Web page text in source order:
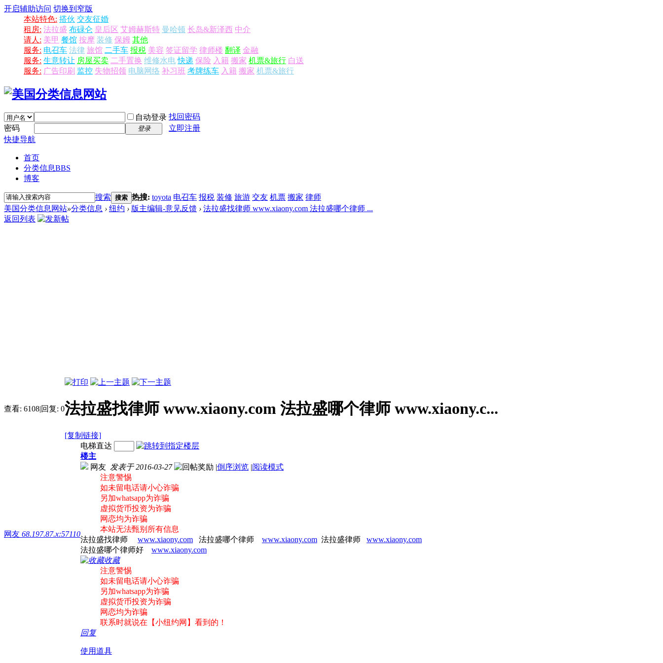
开启辅助访问 切换到窄版
本站特色: 搭伙 交友征婚
租房: 法拉盛 布碌仑 皇后区 艾姆赫斯特 曼哈顿 长岛&新泽西 中介
请人: 美甲 餐馆 按摩 装修 保姆 其他
服务: 电召车 法律 旅馆 二手车 报税 美容 签证留学 律师楼 翻译 金融
服务: 生意转让 房屋买卖 二手置换 维修水电 快递 保险 入籍 搬家 机票&旅行 白送
服务: 广告印刷 监控 失物招领 电脑网络 补习班 考牌练车 入籍 搬家 机票&旅行
自动登录 找回密码
密码
登录
立即注册
快捷导航
首页
分类信息BBS
博客
搜索 搜索 热搜: toyota 电召车 报税 装修 旅游 交友 机票 搬家 律师
美国分类信息网站»分类信息 › 纽约 › 版主编辑-意见反馈 › 法拉盛找律师 www.xiaony.com 法拉盛哪个律师 ...
返回列表
查看: 6108|回复: 0法拉盛找律师 www.xiaony.com 法拉盛哪个律师 www.xiaony.c...
[复制链接]
网友 68.197.87.x:57110
电梯直达
楼主
网友 发表于 2016-03-27 |倒序浏览 |阅读模式
注意警惕
如未留电话请小心诈骗
另加whatsapp为诈骗
虚拟货币投资为诈骗
网恋均为诈骗
本站无法甄别所有信息
法拉盛找律师 www.xiaony.com 法拉盛哪个律师 www.xiaony.com 法拉盛律师 www.xiaony.com
法拉盛哪个律师好 www.xiaony.com
收藏
注意警惕
如未留电话请小心诈骗
另加whatsapp为诈骗
虚拟货币投资为诈骗
网恋均为诈骗
联系时就说在【小纽约网】看到的！
回复
使用道具